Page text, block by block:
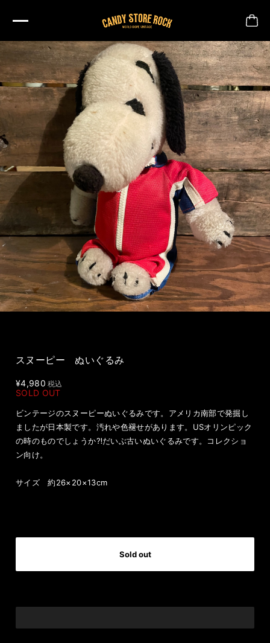
スヌーピー ぬいぐるみ
¥4,980 税込
SOLD OUT
ビンテージのスヌーピーぬいぐるみです。アメリカ南部で発掘し
ましたが日本製です。汚れや色褪せがあります。USオリンピック
の時のものでしょうか⁈だいぶ古いぬいぐるみです。コレクショ
ン向け。
サイズ 約26×20×13cm
Sold out